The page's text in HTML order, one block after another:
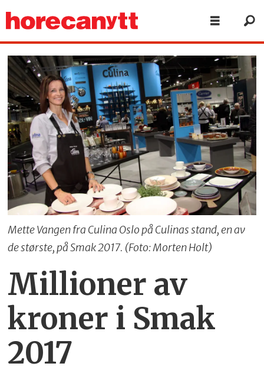
Mette Vangen fra Culina Oslo på Culinas stand, en av
de største, på Smak 2017. (Foto: Morten Holt)
Millioner av
kroner i Smak
2017